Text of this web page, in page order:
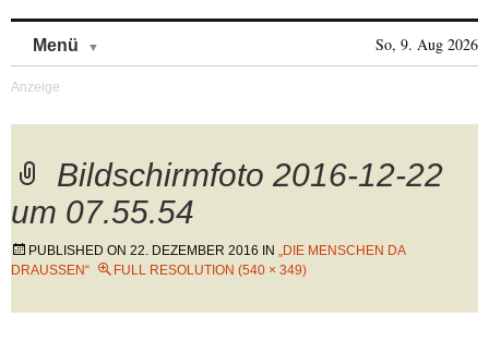
Menü So, 9. Aug 2026
Bildschirmfoto 2016-12-22
um 07.55.54
PUBLISHED ON 22. DEZEMBER 2016 IN „DIE MENSCHEN DA
DRAUSSEN“
FULL RESOLUTION (540 × 349)